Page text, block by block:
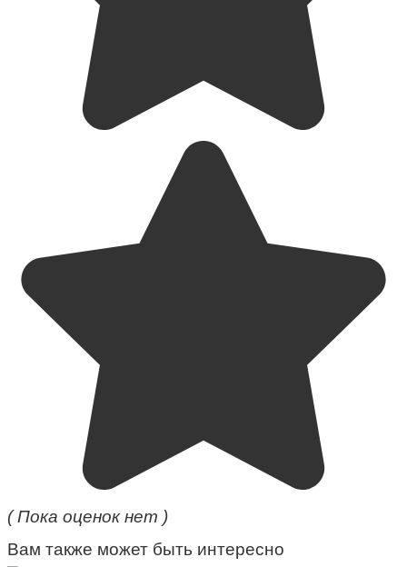
( Пока оценок нет )
Вам также может быть интересно